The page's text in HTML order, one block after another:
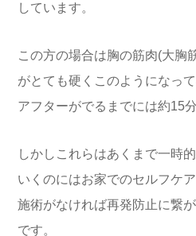
しています。
この方の場合は胸の筋肉(大胸
がとても硬くこのようになっ
アフターがでるまでには約15
しかしこれらはあくまで一時
いくのにはお家でのセルフケ
施術がなければ再発防止に繋
です。